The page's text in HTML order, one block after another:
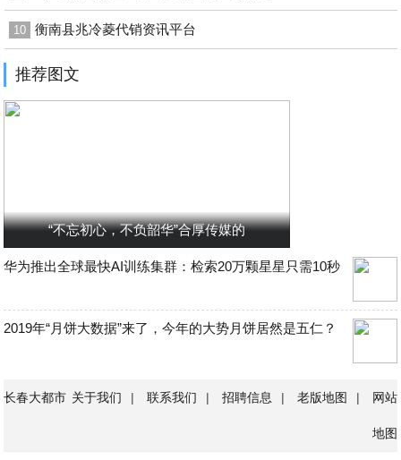
10 衡南县兆冷菱代销资讯平台
推荐图文
“不忘初心，不负韶华”合厚传媒的
华为推出全球最快AI训练集群：检索20万颗星星只需10秒
2019年“月饼大数据”来了，今年的大势月饼居然是五仁？
长春大都市 关于我们 | 联系我们 | 招聘信息 | 老版地图 | 网站
地图